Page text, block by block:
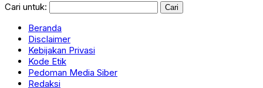
Cari untuk:
Beranda
Disclaimer
Kebijakan Privasi
Kode Etik
Pedoman Media Siber
Redaksi